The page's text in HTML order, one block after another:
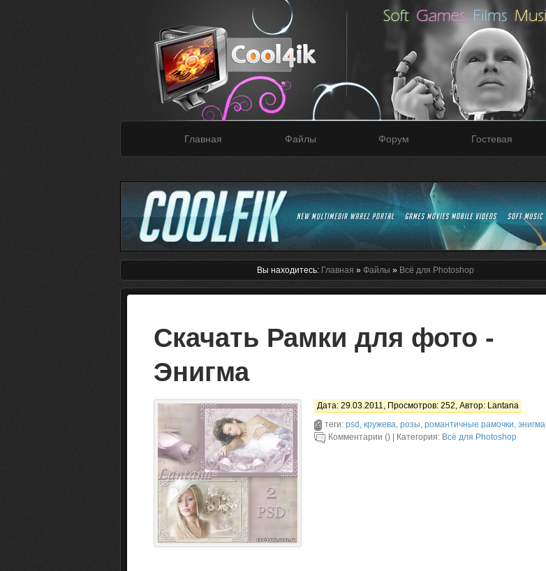
Главная Файлы Форум Гостевая
Вы находитесь: Главная » Файлы » Всё для Photoshop
Скачать Рамки для фото -
Энигма
Дата: 29.03.2011, Просмотров: 252, Автор: Lantana
теги: psd , кружева, розы, романтичные рамочки, энигма
Комментарии () | Категория: Всё для Photoshop